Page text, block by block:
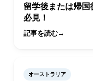
留学後または帰
必見！
記事を読む
オーストラリア